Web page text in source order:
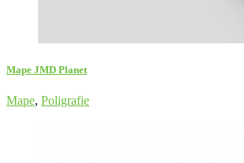
Mape JMD Planet
Mape, Poligrafie